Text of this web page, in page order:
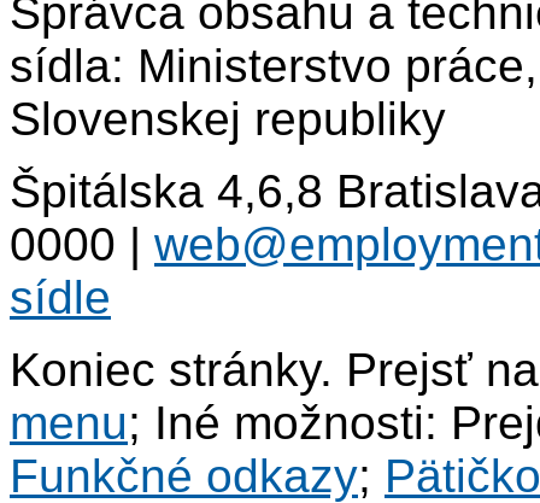
Správca obsahu a
sídla: Ministerstvo
Slovenskej republiky
Špitálska 4,6,8
0000 |
sídle
Koniec stránky. Prejsť
menu; Iné možnosti:
Funkčné odkazy;